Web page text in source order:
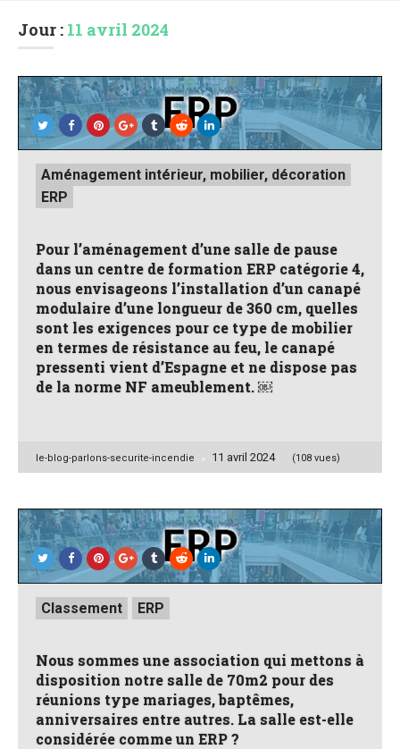
Jour : 11 avril 2024
Posted
inAménagement intérieur, mobilier, décoration
ERP
Pour l’aménagement d’une salle de pause
dans un centre de formation ERP catégorie 4,
nous envisageons l’installation d’un canapé
modulaire d’une longueur de 360 cm, quelles
sont les exigences pour ce type de mobilier
en termes de résistance au feu, le canapé
pressenti vient d’Espagne et ne dispose pas
de la norme NF ameublement. ￼
Posted
le-blog-parlons-securite-incendie 11 avril 2024 (108 vues)
Posted
inClassement ERP
Nous sommes une association qui mettons à
disposition notre salle de 70m2 pour des
réunions type mariages, baptêmes,
anniversaires entre autres. La salle est-elle
considérée comme un ERP ?